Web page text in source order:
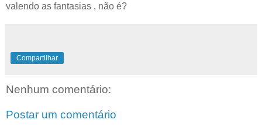
valendo as fantasias , não é?
Compartilhar
Nenhum comentário:
Postar um comentário